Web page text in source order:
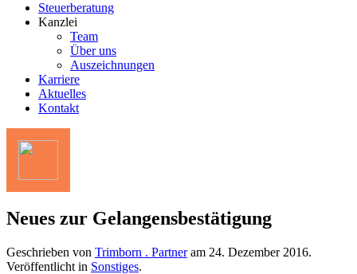
Steuerberatung
Kanzlei
Team
Über uns
Auszeichnungen
Karriere
Aktuelles
Kontakt
Neues zur Gelangensbestätigung
Geschrieben von Trimborn . Partneram 24. Dezember 2016.
Veröffentlicht in Sonstiges.